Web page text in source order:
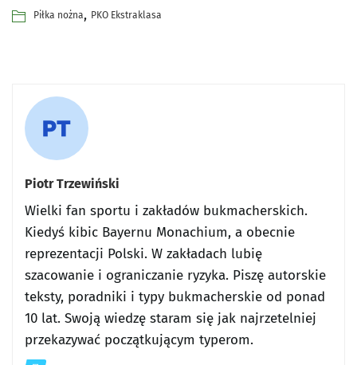
Piłka nożna, PKO Ekstraklasa
Piotr Trzewiński
Wielki fan sportu i zakładów bukmacherskich.
Kiedyś kibic Bayernu Monachium, a obecnie
reprezentacji Polski. W zakładach lubię
szacowanie i ograniczanie ryzyka. Piszę autorskie
teksty, poradniki i typy bukmacherskie od ponad
10 lat. Swoją wiedzę staram się jak najrzetelniej
przekazywać początkującym typerom.